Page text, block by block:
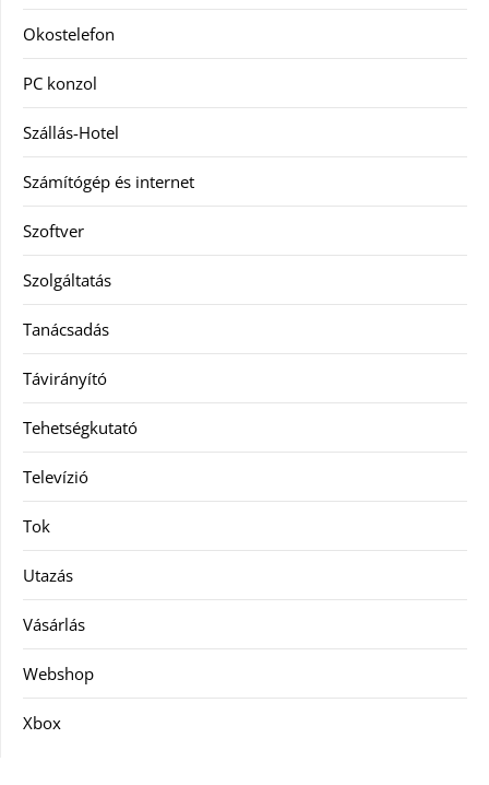
Okostelefon
PC konzol
Szállás-Hotel
Számítógép és internet
Szoftver
Szolgáltatás
Tanácsadás
Távirányító
Tehetségkutató
Televízió
Tok
Utazás
Vásárlás
Webshop
Xbox